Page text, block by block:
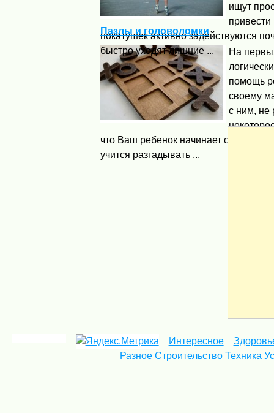
ищут
покатушек активно задействуются
быстро уходят лишние ...
Пазлы и головоломки
На
помощь
своему
с ним, не
что Ваш ребенок начинает
учится разгадывать ...
Интересное
Разное Строительство Техника